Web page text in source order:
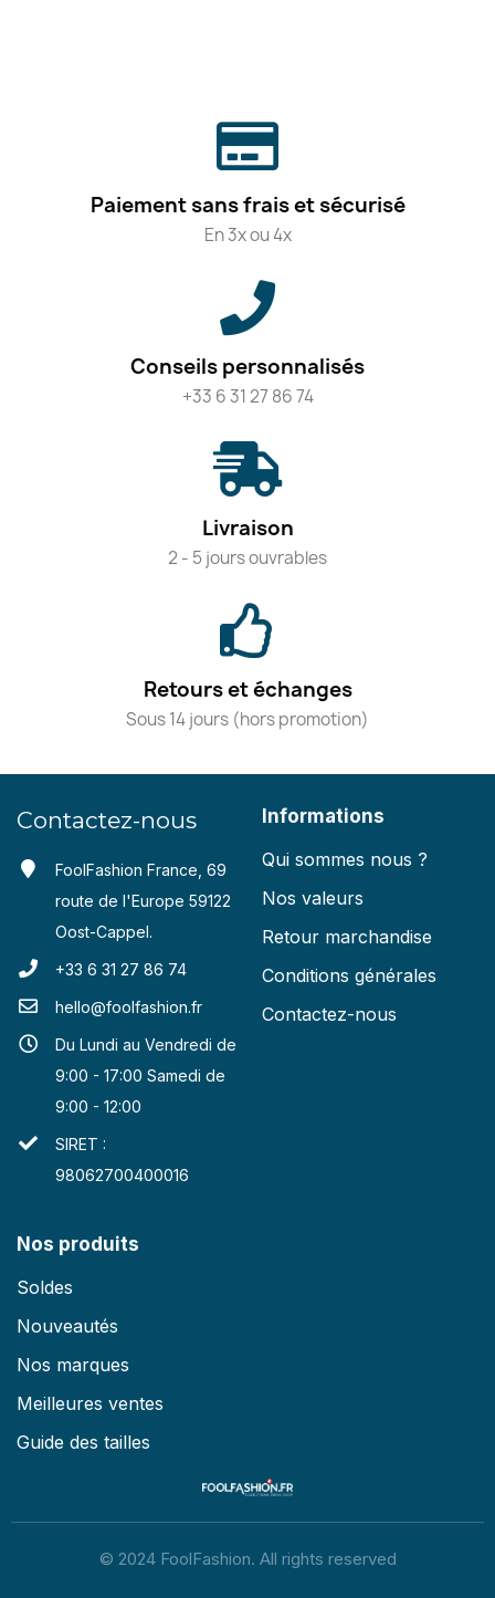
Paiement sans frais et sécurisé
En 3x ou 4x
Conseils personnalisés
+33 6 31 27 86 74
Livraison
2 - 5 jours ouvrables
Retours et échanges
Sous 14 jours (hors promotion)
Contactez-nous
FoolFashion France, 69
route de l'Europe 59122
Oost-Cappel.
+33 6 31 27 86 74
hello@foolfashion.fr
Du Lundi au Vendredi de
9:00 - 17:00 Samedi de
9:00 - 12:00
SIRET :
98062700400016
Informations
Qui sommes nous ?
Nos valeurs
Retour marchandise
Conditions générales
Contactez-nous
Nos produits
Soldes
Nouveautés
Nos marques
Meilleures ventes
Guide des tailles
© 2024 FoolFashion. All rights reserved